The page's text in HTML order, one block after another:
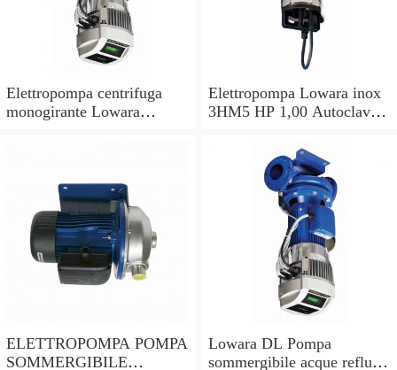
Elettropompa centrifuga
monogirante Lowara
Elettropompa Lowara inox
3HM5 HP 1,00 Autoclave
ELETTROPOMPA POMPA
SOMMERGIBILE
Lowara DL Pompa
sommergibile acque reflue